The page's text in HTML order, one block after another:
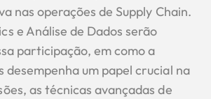
nas operações de Supply Chain.
e Análise de Dados serão
participação, em como a
desempenha um papel crucial na
as técnicas avançadas de